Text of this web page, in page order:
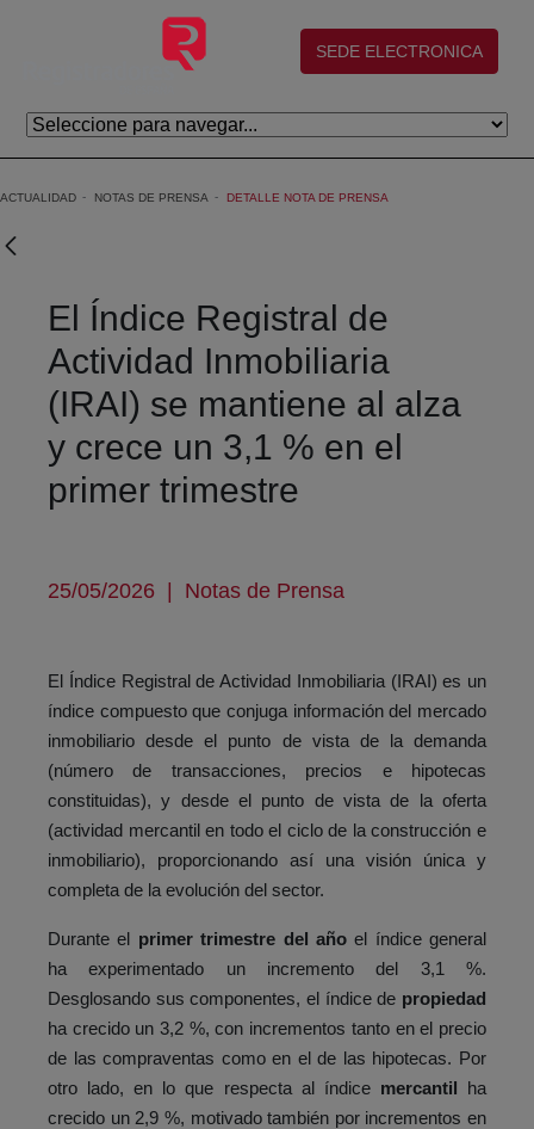
Saltar al contenido principal
(abre en nueva ventana)
SEDE ELECTRONICA
ACTUALIDAD NOTAS DE PRENSA DETALLE NOTA DE PRENSA
El Índice Registral de
Actividad Inmobiliaria
(IRAI) se mantiene al alza
y crece un 3,1 % en el
primer trimestre
25/05/2026 | Notas de Prensa
El Índice Registral de Actividad Inmobiliaria (IRAI) es un
índice compuesto que conjuga información del mercado
inmobiliario desde el punto de vista de la demanda
(número de transacciones, precios e hipotecas
constituidas), y desde el punto de vista de la oferta
(actividad mercantil en todo el ciclo de la construcción e
inmobiliario), proporcionando así una visión única y
completa de la evolución del sector.
Durante el primer trimestre del añoel índice general
ha experimentado un incremento del 3,1 %.
Desglosando sus componentes, el índice de propiedad
ha crecido un 3,2 %, con incrementos tanto en el precio
de las compraventas como en el de las hipotecas. Por
otro lado, en lo que respecta al índice mercantil
ha
crecido un 2,9 %, motivado también por incrementos en